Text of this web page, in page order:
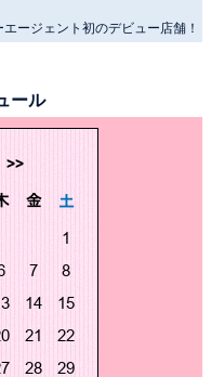
エージェント初のデビュー店舗！
ール